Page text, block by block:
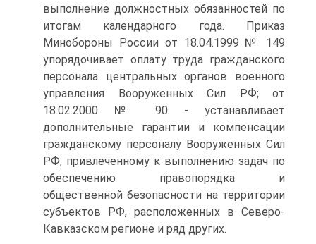
выполнение должностных обязанностей по
итогам календарного года. Приказ
Минобороны России от 18.04.1999 № 149
упорядочивает оплату труда гражданского
персонала центральных органов военного
управления Вооруженных Сил РФ; от
18.02.2000 № 90 - устанавливает
дополнительные гарантии и компенсации
гражданскому персоналу Вооруженных Сил
РФ, привлеченному к выполнению задач по
обеспечению правопорядка и
общественной безопасности на территории
субъектов РФ, расположенных в Северо-
Кавказском регионе и ряд других.